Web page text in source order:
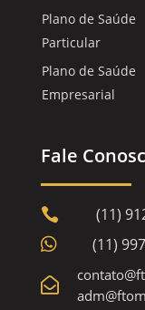
Plano de Saúde
Particular
Plano de Saúde
Empresarial
Fale
 (11)
 (11)
